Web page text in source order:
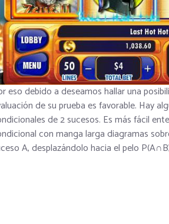
eso debido a deseamos hallar una
de su prueba es favorable. Hay
de 2 sucesos. Es más fácil
con manga larga diagramas
A, desplazándolo hacia el pelo